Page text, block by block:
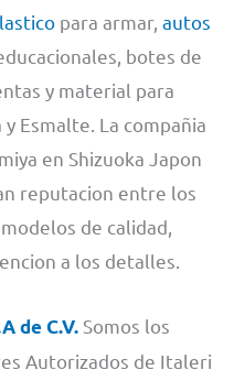
para armar, autos
botes de
y material para
Esmalte. La compañia
en Shizuoka Japon
reputacion entre los
de calidad,
a los detalles.
de C.V. Somos los
Autorizados de Italeri